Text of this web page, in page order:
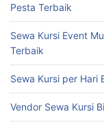
Pesta Terbaik
Sewa Kursi Event
Terbaik
Sewa Kursi per Hari
Vendor Sewa Kursi